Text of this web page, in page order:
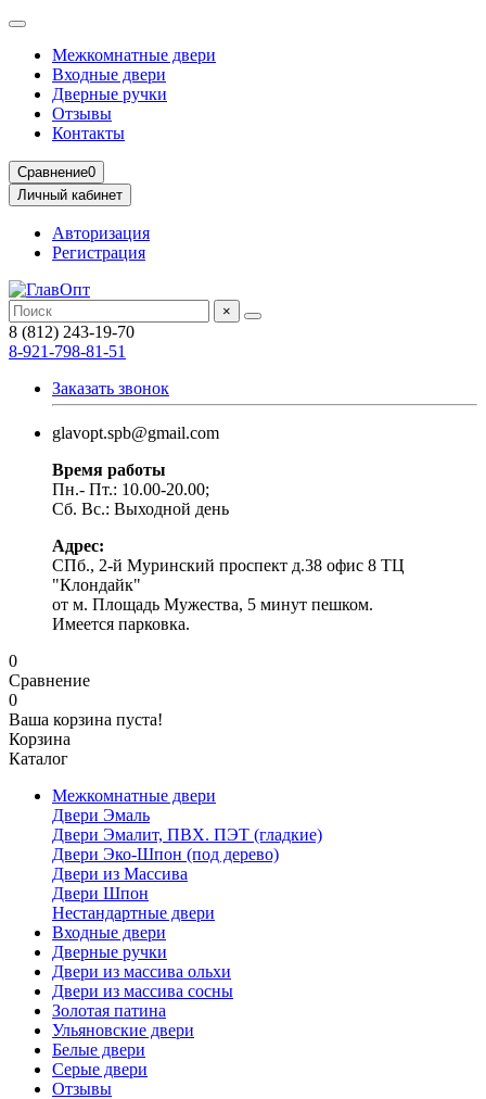
Межкомнатные двери
Входные двери
Дверные ручки
Отзывы
Контакты
Сравнение0
Личный кабинет
Авторизация
Регистрация
×
8 (812) 243-19-70
8-921-798-81-51
Заказать звонок
glavopt.spb@gmail.com
Время работы
Пн.- Пт.: 10.00-20.00;
Сб. Вс.: Выходной день
Адрес:
СПб., 2-й Муринский проспект д.38 офис 8 ТЦ
"Клондайк"
от м. Площадь Мужества, 5 минут пешком.
Имеется парковка.
0
Сравнение
0
Ваша корзина пуста!
Корзина
Каталог
Межкомнатные двери
Двери Эмаль
Двери Эмалит, ПВХ. ПЭТ (гладкие)
Двери Эко-Шпон (под дерево)
Двери из Массива
Двери Шпон
Нестандартные двери
Входные двери
Дверные ручки
Двери из массива ольхи
Двери из массива сосны
Золотая патина
Ульяновские двери
Белые двери
Серые двери
Отзывы